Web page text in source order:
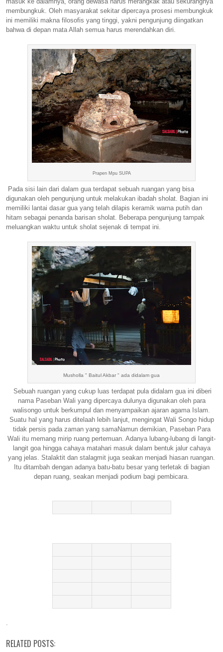
membungkuk. Oleh masyarakat sekitar dipercaya prosesi membungkuk
ini memiliki makna filosofis yang tinggi, yakni pengunjung diingatkan
bahwa di depan mata Allah semua harus merendahkan diri.
Prapen Mpu SUPA
Pada sisi lain dari dalam gua terdapat sebuah ruangan yang bisa
digunakan oleh pengunjung untuk melakukan ibadah sholat. Bagian ini
memiliki lantai dasar gua yang telah dilapis keramik warna putih dan
hitam sebagai penanda barisan sholat. Beberapa pengunjung tampak
meluangkan waktu untuk sholat sejenak di tempat ini.
Musholla " Baitul Akbar " ada didalam gua
Sebuah ruangan yang cukup luas terdapat puladidalam gua ini diberi
nama Paseban Wali yang dipercaya dulunya digunakan oleh para
walisongo untuk berkumpul dan menyampaikan ajaran agama Islam.
Suatu hal yang harus ditelaah lebih lanjut, mengingat Wali Songo hidup
tidak persis pada zaman yang samaNamun demikian, Paseban Para
Wali itu memang mirip ruang pertemuan. Adanya lubang-lubang di langit-
langit goa hingga cahaya matahari masuk dalam bentuk jalur cahaya
yang jelas. Stalaktit dan stalagmit juga seakan menjadi hiasan ruangan.
Itu ditambah dengan adanya batu-batu besar yang terletak di bagian
depan ruang, seakan menjadi podium bagi pembicara.
.
RELATED POSTS: